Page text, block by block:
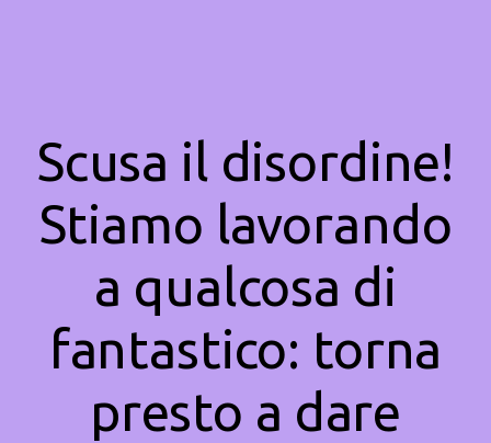
Scusa il disordine!
Stiamo lavorando
a qualcosa di
fantastico: torna
presto a dare